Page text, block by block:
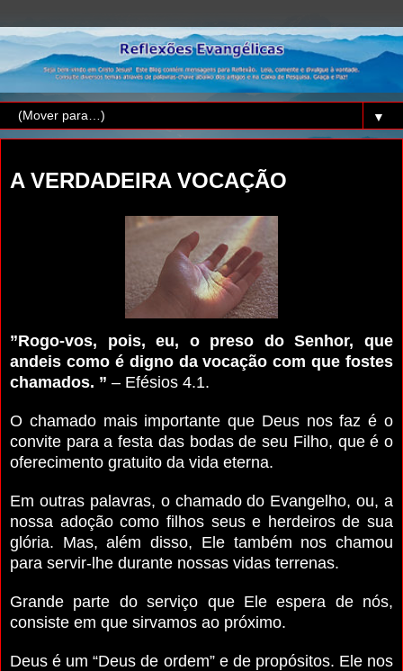
▼
A VERDADEIRA VOCAÇÃO
”Rogo-vos, pois, eu, o preso do Senhor, que
andeis como é digno da vocação com que fostes
chamados. ” – Efésios 4.1.
O chamado mais importante que Deus nos faz é o
convite para a festa das bodas de seu Filho, que é o
oferecimento gratuito da vida eterna.
Em outras palavras, o chamado do Evangelho, ou, a
nossa adoção como filhos seus e herdeiros de sua
glória. Mas, além disso, Ele também nos chamou
para servir-lhe durante nossas vidas terrenas.
Grande parte do serviço que Ele espera de nós,
consiste em que sirvamos ao próximo.
Deus é um “Deus de ordem” e de propósitos. Ele nos